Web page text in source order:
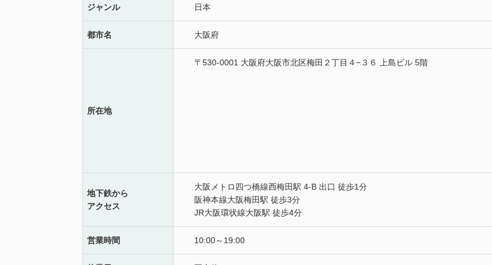
ジャンル 日本
都市名 大阪府
所在地
〒530-0001 大阪府大阪市北区梅田２丁目４−３６ 上島ビル 5階
地下鉄から
アクセス
大阪メトロ四つ橋線西梅田駅 4-B 出口 徒歩1分
阪神本線大阪梅田駅 徒歩3分
JR大阪環状線大阪駅 徒歩4分
営業時間 10:00～19:0​0